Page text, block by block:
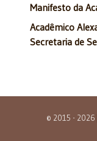
Manifesto da
Acadêmico
Secretaria de
© 2015 - 2026